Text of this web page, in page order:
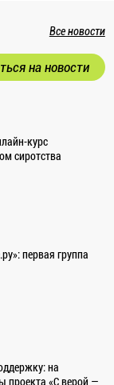
Все новости
на новости
курс
сиротства
первая группа
на
проекта «С верой —